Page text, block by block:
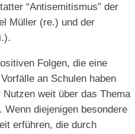
“Antisemitismus” der
Müller (re.) und der
Folgen, die eine
an Schulen haben
weit über das Thema
Wenn diejenigen besondere
erführen, die durch